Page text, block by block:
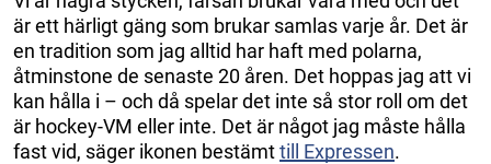
är ett härligt gäng som brukar samlas varje år. Det är
en tradition som jag alltid har haft med polarna,
åtminstone de senaste 20 åren. Det hoppas jag att vi
kan hålla i – och då spelar det inte så stor roll om det
är hockey-VM eller inte. Det är något jag måste hålla
fast vid, säger ikonen bestämttill Expressen.